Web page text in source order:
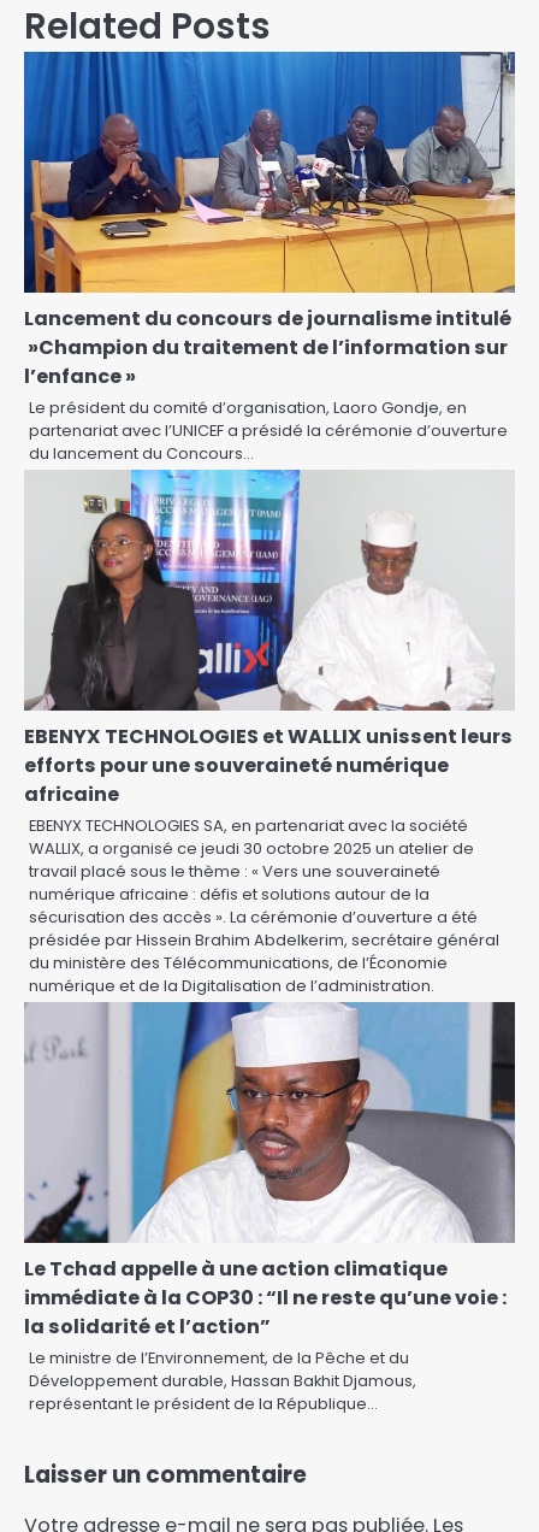
Related Posts
Lancement du concours de journalisme intitulé
»Champion du traitement de l’information sur
l’enfance »
Le président du comité d’organisation, Laoro Gondje, en
partenariat avec l’UNICEF a présidé la cérémonie d’ouverture
du lancement du Concours…
EBENYX TECHNOLOGIES et WALLIX unissent leurs
efforts pour une souveraineté numérique
africaine
EBENYX TECHNOLOGIES SA, en partenariat avec la société
WALLIX, a organisé ce jeudi 30 octobre 2025 un atelier de
travail placé sous le thème : « Vers une souveraineté
numérique africaine : défis et solutions autour de la
sécurisation des accès ». La cérémonie d’ouverture a été
présidée par Hissein Brahim Abdelkerim, secrétaire général
du ministère des Télécommunications, de l’Économie
numérique et de la Digitalisation de l’administration.
Le Tchad appelle à une action climatique
immédiate à la COP30 : “Il ne reste qu’une voie :
la solidarité et l’action”
Le ministre de l’Environnement, de la Pêche et du
Développement durable, Hassan Bakhit Djamous,
représentant le président de la République…
Laisser un commentaire
Votre adresse e-mail ne sera pas publiée. Les